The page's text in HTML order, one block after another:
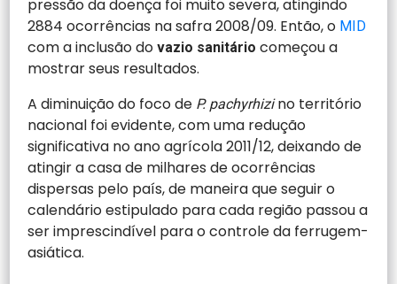
pressão da doença foi muito severa, atingindo
2884 ocorrências na safra 2008/09. Então, o MID
com a inclusão do vazio sanitário começou a
mostrar seus resultados.
A diminuição do foco de P. pachyrhizino território
nacional foi evidente, com uma redução
significativa no ano agrícola 2011/12, deixando de
atingir a casa de milhares de ocorrências
dispersas pelo país, de maneira que seguir o
calendário estipulado para cada região passou a
ser imprescindível para o controle da ferrugem-
asiática.